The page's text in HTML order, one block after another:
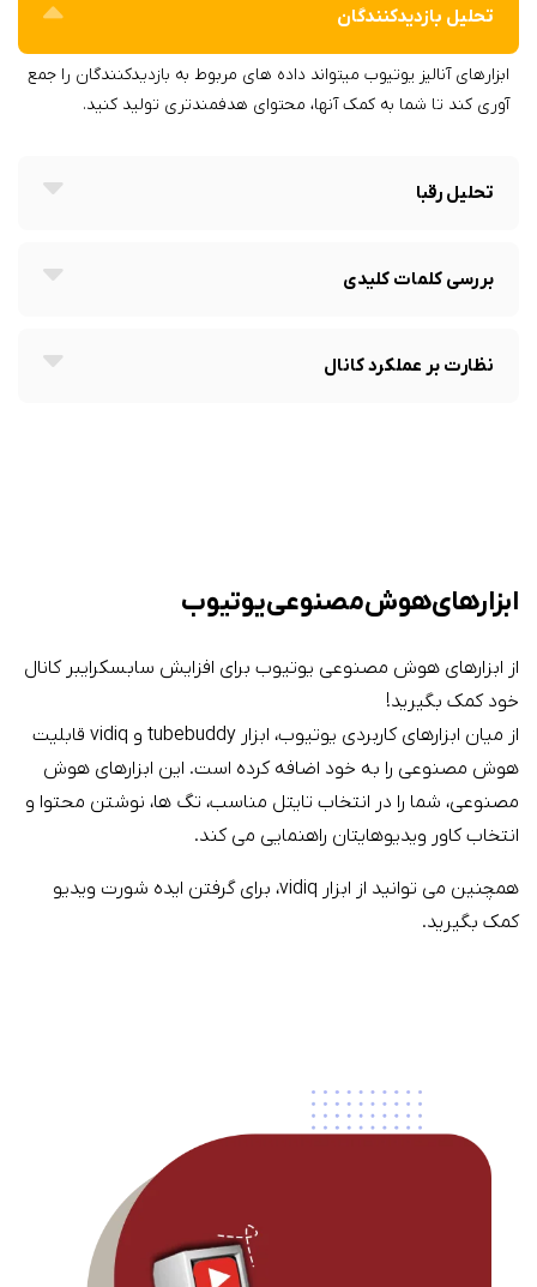
تحلیل بازدیدکنندگان
ابزارهای آنالیز یوتیوب میتواند داده های مربوط به بازدیدکنندگان را جمع
آوری کند تا شما به کمک آنها، محتوای هدفمندتری تولید کنید.
تحلیل رقبا
بررسی کلمات کلیدی
نظارت بر عملکرد کانال
ابزارهای هوش مصنوعی یوتیوب
از ابزارهای هوش مصنوعی یوتیوب برای افزایش سابسکرایبر کانال
خود کمک بگیرید!
از میان ابزارهای کاربردی یوتیوب، ابزار tubebuddy و vidiq قابلیت
هوش مصنوعی را به خود اضافه کرده است. این ابزارهای هوش
مصنوعی، شما را در انتخاب تایتل مناسب، تگ ها، نوشتن محتوا و
انتخاب کاور ویدیوهایتان راهنمایی می کند.
همچنین می توانید از ابزار vidiq، برای گرفتن ایده شورت ویدیو
کمک بگیرید.